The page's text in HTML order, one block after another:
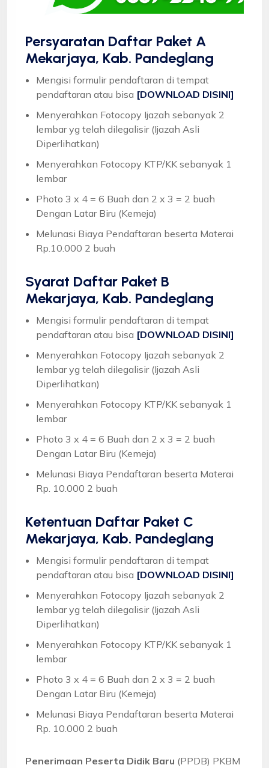
Persyaratan Daftar Paket A
Mekarjaya, Kab. Pandeglang
Mengisi formulir pendaftaran di tempat
pendaftaran atau bisa [DOWNLOAD DISINI]
Menyerahkan Fotocopy Ijazah sebanyak 2
lembar yg telah dilegalisir (Ijazah Asli
Diperlihatkan)
Menyerahkan Fotocopy KTP/KK sebanyak 1
lembar
Photo 3 x 4 = 6 Buah dan 2 x 3 = 2 buah
Dengan Latar Biru (Kemeja)
Melunasi Biaya Pendaftaran beserta Materai
Rp.10.000 2 buah
Syarat Daftar Paket B
Mekarjaya, Kab. Pandeglang
Mengisi formulir pendaftaran di tempat
pendaftaran atau bisa [DOWNLOAD DISINI]
Menyerahkan Fotocopy Ijazah sebanyak 2
lembar yg telah dilegalisir (Ijazah Asli
Diperlihatkan)
Menyerahkan Fotocopy KTP/KK sebanyak 1
lembar
Photo 3 x 4 = 6 Buah dan 2 x 3 = 2 buah
Dengan Latar Biru (Kemeja)
Melunasi Biaya Pendaftaran beserta Materai
Rp. 10.000 2 buah
Ketentuan Daftar Paket C
Mekarjaya, Kab. Pandeglang
Mengisi formulir pendaftaran di tempat
pendaftaran atau bisa [DOWNLOAD DISINI]
Menyerahkan Fotocopy Ijazah sebanyak 2
lembar yg telah dilegalisir (Ijazah Asli
Diperlihatkan)
Menyerahkan Fotocopy KTP/KK sebanyak 1
lembar
Photo 3 x 4 = 6 Buah dan 2 x 3 = 2 buah
Dengan Latar Biru (Kemeja)
Melunasi Biaya Pendaftaran beserta Materai
Rp. 10.000 2 buah
Penerimaan Peserta Didik Baru (PPDB) PKBM